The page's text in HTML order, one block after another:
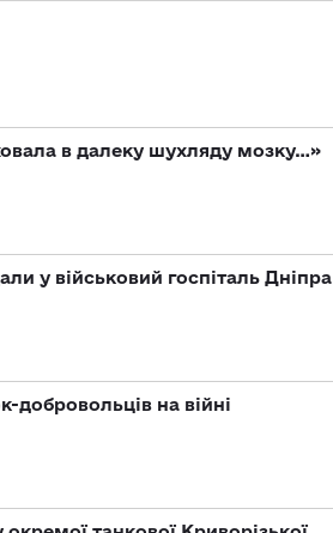
в далеку шухляду мозку…»
у військовий госпіталь Дніпра
на війні